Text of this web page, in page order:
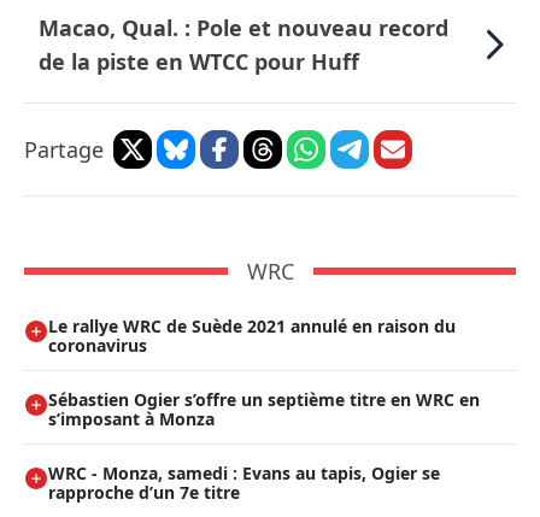
Macao, Qual. : Pole et nouveau record
de la piste en WTCC pour Huff
Partage
WRC
Le rallye WRC de Suède 2021 annulé en raison du
coronavirus
Sébastien Ogier s’offre un septième titre en WRC en
s’imposant à Monza
WRC - Monza, samedi : Evans au tapis, Ogier se
rapproche d’un 7e titre